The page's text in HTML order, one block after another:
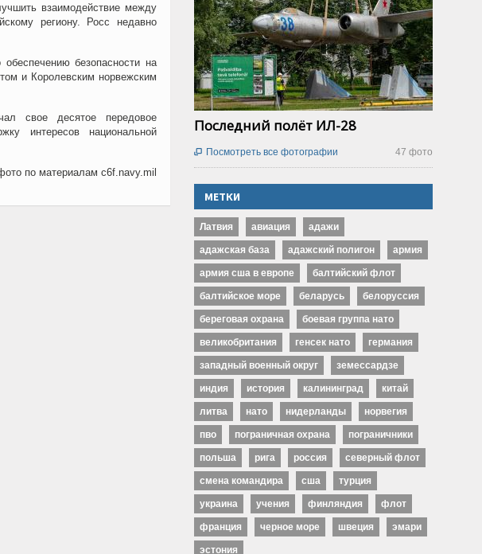
взаимодействие между
региону. Росс недавно
безопасности на
и Королевским норвежским
свое десятое передовое
интересов национальной
по материалам c6f.navy.mil
Последний полёт ИЛ-28
47 фото
 Посмотреть все фотографии
МЕТКИ
Латвия авиация адажи
адажская база адажский полигон армия
армия сша в европе балтийский флот
балтийское море беларусь белоруссия
береговая охрана боевая группа нато
великобритания генсек нато германия
западный военный округ земессардзе
индия история калининград китай
литва нато нидерланды норвегия
пво пограничная охрана пограничники
польша рига россия северный флот
смена командира сша турция
украина учения финляндия флот
франция черное море швеция эмари
эстония